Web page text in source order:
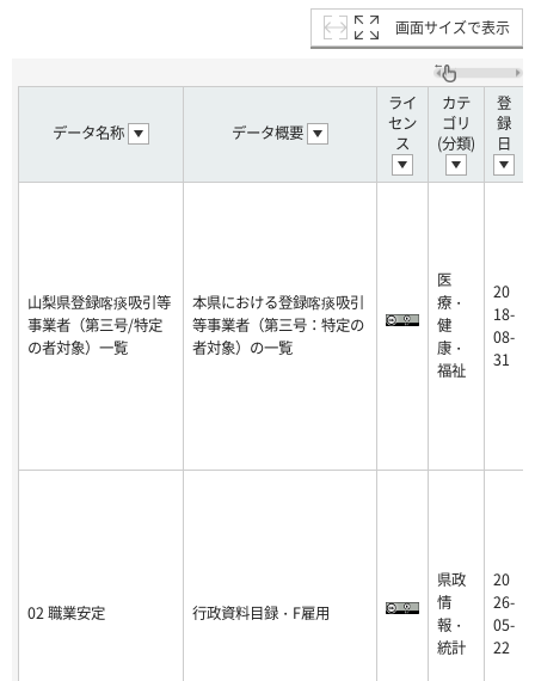
画面サイズで表示
データ名称 データ概要
ライ
セン
ス
カテ
ゴリ
(分類)
登
録
日
山梨県登録喀痰吸引等
事業者（第三号/特定
の者対象）一覧
本県における登録喀痰吸引
等事業者（第三号：特定の
者対象）の一覧
医
療・
健
康・
福祉
20
18-
08-
31
02 職業安定 行政資料目録・F雇用
県政
情
報・
統計
20
26-
05-
22